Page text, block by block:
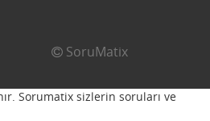
SoruMatix
Sorumatix sizlerin soruları ve